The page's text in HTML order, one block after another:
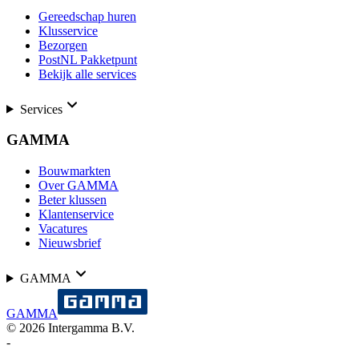
Gereedschap huren
Klusservice
Bezorgen
PostNL Pakketpunt
Bekijk alle services
Services
GAMMA
Bouwmarkten
Over GAMMA
Beter klussen
Klantenservice
Vacatures
Nieuwsbrief
GAMMA
GAMMA
© 2026 Intergamma B.V.
-